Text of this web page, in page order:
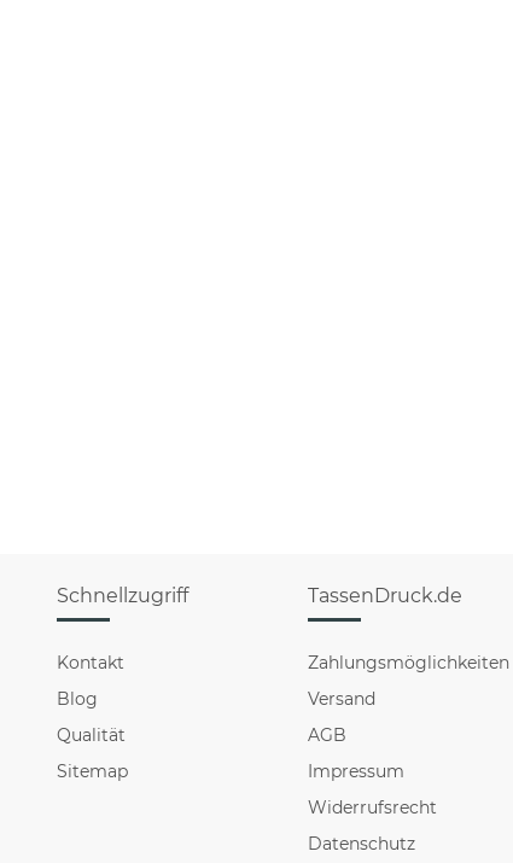
Schnellzugriff
Kontakt
Blog
Qualität
Sitemap
TassenDruck.de
Zahlungsmöglichkeiten
Versand
AGB
Impressum
Widerrufsrecht
Datenschutz